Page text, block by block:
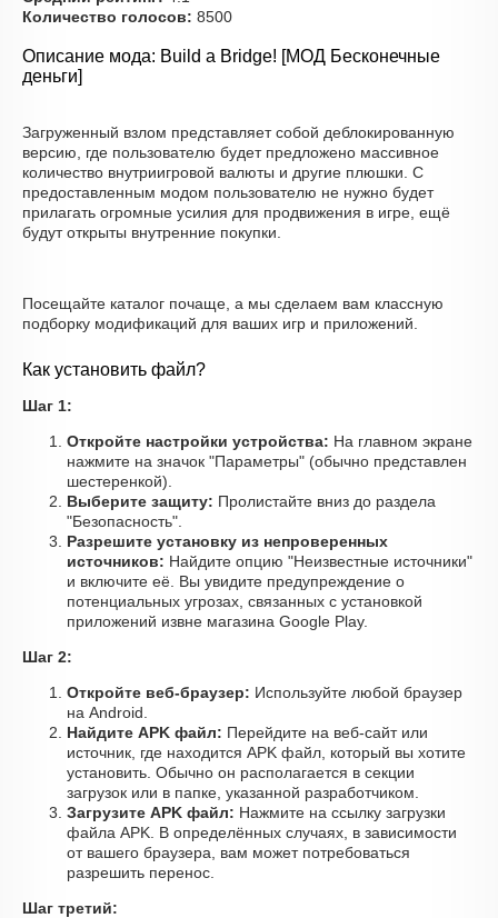
Количество голосов: 8500
Описание мода: Build a Bridge! [МОД Бесконечные
деньги]
Загруженный взлом представляет собой деблокированную
версию, где пользователю будет предложено массивное
количество внутриигровой валюты и другие плюшки. С
предоставленным модом пользователю не нужно будет
прилагать огромные усилия для продвижения в игре, ещё
будут открыты внутренние покупки.
Посещайте каталог почаще, а мы сделаем вам классную
подборку модификаций для ваших игр и приложений.
Как установить файл?
Шаг 1:
Откройте настройки устройства: На главном экране
нажмите на значок "Параметры" (обычно представлен
шестеренкой).
Выберите защиту: Пролистайте вниз до раздела
"Безопасность".
Разрешите установку из непроверенных
источников: Найдите опцию "Неизвестные источники"
и включите её. Вы увидите предупреждение о
потенциальных угрозах, связанных с установкой
приложений извне магазина Google Play.
Шаг 2:
Откройте веб-браузер: Используйте любой браузер
на Android.
Найдите APK файл: Перейдите на веб-сайт или
источник, где находится APK файл, который вы хотите
установить. Обычно он располагается в секции
загрузок или в папке, указанной разработчиком.
Загрузите APK файл: Нажмите на ссылку загрузки
файла APK. В определённых случаях, в зависимости
от вашего браузера, вам может потребоваться
разрешить перенос.
Шаг третий: